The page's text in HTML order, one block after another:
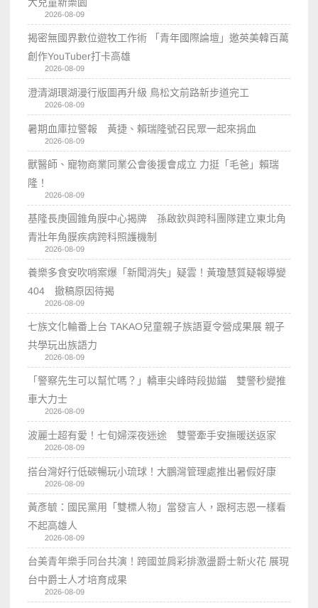
2026-08-09
揭密無國界數位遊牧工作術 「青年國際論壇」邀英美韓百萬
創作YouTuber打卡高雄
2026-08-09
澄清湖環湖漫行版圖再升級 鳥松文前路新步道完工
2026-08-09
暑期血庫拉警報 黃捷、賴瑞隆號召民眾一起來捐血
2026-08-09
獸醫師、寵物商業同業公會後援會成立 力挺「毛爸」賴瑞
隆！
2026-08-09
基隆長庚圓錐角膜中心揭牌 孫啟欽與跨科團隊建立東北角
青壯年角膜疾病跨科照護機制
2026-08-09
養樂多食安吹哨案爆「新聞消失」疑雲！黃瓊慧質疑報導變
404 撤稿原因待揭
2026-08-09
七族文化輪番上台 TAKAO兒童親子族語夏令營成果展 親子
共學玩出族語力
2026-08-09
「警察先生可以幫忙嗎？」轎車尖峰時段拋錨 雙警秒變推
車大力士
2026-08-09
波麗士超有愛！七旬婦深夜迷途 雙警牽手安撫暖送返家
2026-08-09
搭台灣好行低碳暢玩小琉球！大鵬灣管理處推出暑假好康
2026-08-09
黃彥毓：國民黨用「雙標人物」當發言人，跟柯志恩一樣看
不起高雄人
2026-08-09
台美青年樂手同台共演！跨國並肩彩排激盪爵士新火花 展現
台中爵士人才培育成果
2026-08-09